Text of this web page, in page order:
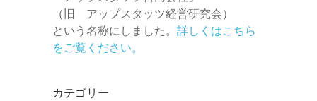
（旧 アップスタッツ経営研究会）
という名称にしました。 詳しくはこちら
をご覧ください。
カテゴリー